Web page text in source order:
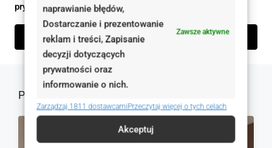
naprawianie błędów,
Dostarczanie i prezentowanie
reklam i treści, Zapisanie
decyzji dotyczących
prywatności oraz
informowanie o nich.
Zawsze aktywne
Zarządzaj 1811 dostawcamiPrzeczytaj więcej o tych celach
Akceptuj
prywatności
Wyślij zapytanie
Podobne oferty
NA SPRZEDAŻ